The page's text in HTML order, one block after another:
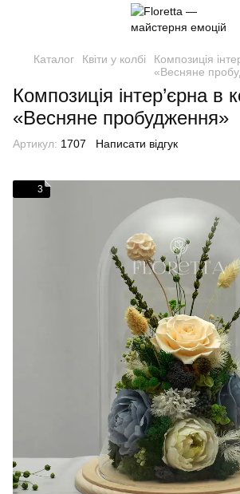
Каталог Квіти у колбі
Композиція
«Весняне
Композиція інтер’єрна в
«Весняне пробудження»
Артикул: 1707 Написати відгук
3